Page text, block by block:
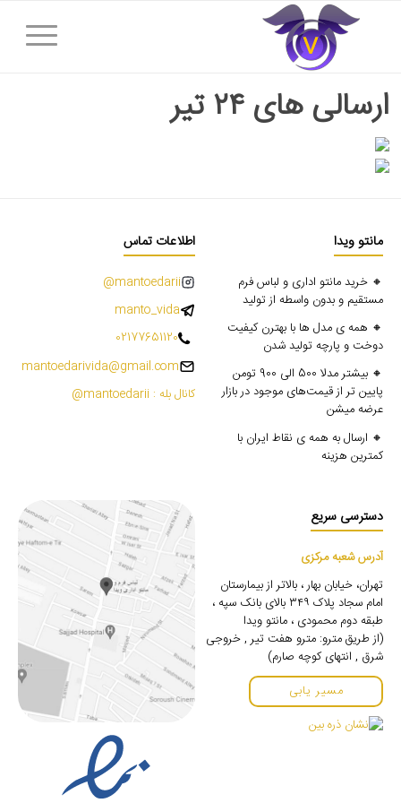
ارسالی های ۲۴ تیر
مانتو ویدا
🔸 خرید مانتو اداری و لباس فرم
مستقیم و بدون واسطه از تولید
🔸 همه ی مدل ها با بهترن کیفیت
دوخت و پارچه تولید شدن
🔸 بیشتر مدلا 500 الی 900 تومن
پایین تر از قیمت‌های موجود در بازار
عرضه میشن
🔸 ارسال به همه ی نقاط ایران با
کمترین هزینه
اطلاعات تماس
mantoedarii@
manto_vida
02177651120
mantoedarivida@gmail.com
کانال بله : mantoedarii@
دسترسی سریع
آدرس شعبه مرکزی
تهران، خیابان بهار ، بالاتر از بیمارستان
امام سجاد پلاک ۳۴۹ بالای بانک سپه ،
طبقه دوم محمودی ، مانتو ویدا
(از طریق مترو: مترو هفت تیر , خروجی
شرق , انتهای کوچه صارم)
مسیر یابی